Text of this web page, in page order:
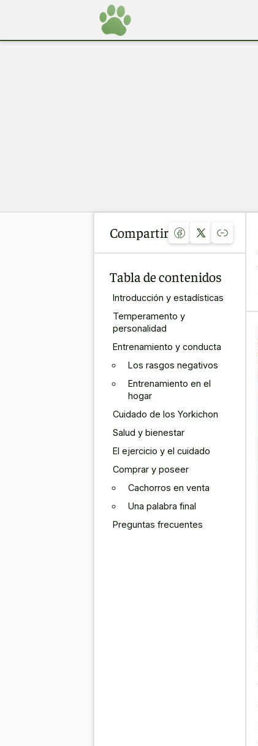
Compartir
Tabla de contenidos
Introducción y estadísticas
Temperamento y
personalidad
Entrenamiento y conducta
Los rasgos negativos
Entrenamiento en el
hogar
Cuidado de los Yorkichon
Salud y bienestar
El ejercicio y el cuidado
Comprar y poseer
Cachorros en venta
Una palabra final
Preguntas frecuentes